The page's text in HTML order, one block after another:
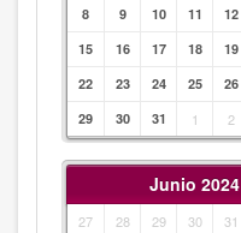
8
9 10 11 12
15
16 17 18 19
22
23 24 25 26
29
30 31 1 2
Junio 2024
27 28 29 30 31